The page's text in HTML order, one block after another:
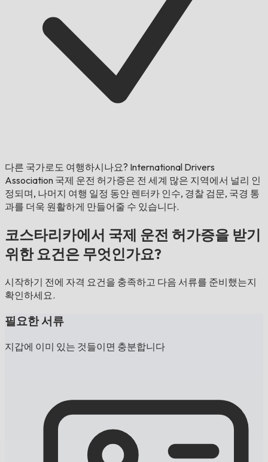
다른 국가로도 여행하시나요? International Drivers
Association 국제 운전 허가증은 전 세계 많은 지역에서 널리 인
정되며, 나머지 여행 일정 동안 렌터카 인수, 경찰 검문, 국경 통
과를 더욱 원활하게 만들어줄 수 있습니다.
코스타리카에서 국제 운전 허가증을 받기
위한 요건은 무엇인가요?
시작하기 전에 자격 요건을 충족하고 다음 서류를 준비했는지
확인하세요.
필요한 서류
지갑에 이미 있는 것들이면 충분합니다